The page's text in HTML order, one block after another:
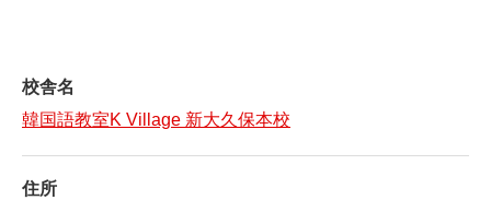
校舎名
韓国語教室K Village 新大久保本校
住所